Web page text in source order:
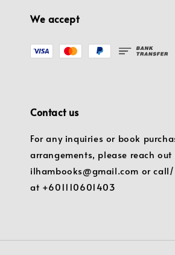
We accept
Contact us
For any inquiries or book
arrangements, please reach
ilhambooks@gmail.com or
at +601110601403